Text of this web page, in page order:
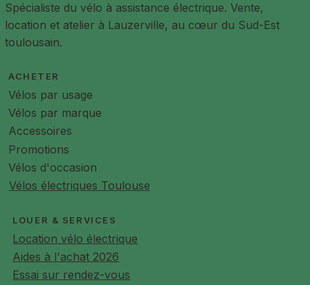
Spécialiste du vélo à assistance électrique. Vente,
location et atelier à Lauzerville, au cœur du Sud-Est
toulousain.
ACHETER
Vélos par usage
Vélos par marque
Accessoires
Promotions
Vélos d'occasion
Vélos électriques Toulouse
LOUER & SERVICES
Location vélo électrique
Aides à l'achat 2026
Essai sur rendez-vous